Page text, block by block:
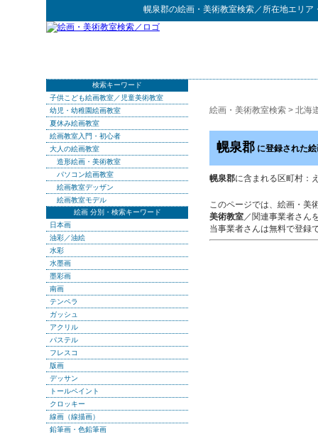
幌泉郡の絵画・美術教室検索／所在地エリア
絵画・美術教室検索 > 北海
幌泉郡 に登録された
幌泉郡に含まれる区町村：
このページでは、絵画・美
美術教室／関連事業者さん
当事業者さんは無料で登録
検索キーワード
子供こども絵画教室／児童美術教室
幼児・幼稚園絵画教室
夏休み絵画教室
絵画教室入門・初心者
大人の絵画教室
造形絵画・美術教室
パソコン絵画教室
絵画教室デッザン
絵画教室モデル
絵画 分別・検索キーワード
日本画
油彩／油絵
水彩
水墨画
墨彩画
南画
テンペラ
ガッシュ
アクリル
パステル
フレスコ
版画
デッサン
トールペイント
クロッキー
線画（線描画）
鉛筆画・色鉛筆画